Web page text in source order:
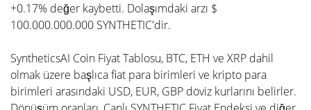
+0.17% değer kaybetti. Dolaşımdaki arzı $
100.000.000.000 SYNTHETIC'dir.
SyntheticsAI Coin Fiyat Tablosu, BTC, ETH ve XRP dahil
olmak üzere başlıca fiat para birimleri ve kripto para
birimleri arasındaki USD, EUR, GBP döviz kurlarını belirler.